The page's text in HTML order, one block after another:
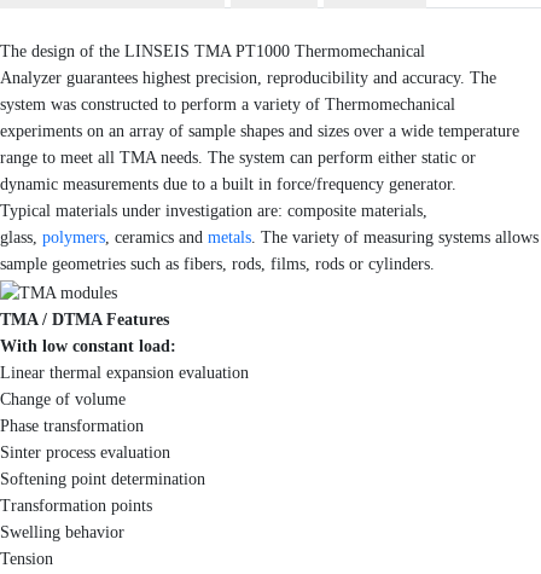
The design of the LINSEIS TMA PT1000 Thermomechanical
Analyzer guarantees highest precision, reproducibility and accuracy. The
system was constructed to perform a variety of Thermomechanical
experiments on an array of sample shapes and sizes over a wide temperature
range to meet all TMA needs. The system can perform either static or
dynamic measurements due to a built in force/frequency generator.
Typical materials under investigation are: composite materials,
glass, polymers, ceramics and metals. The variety of measuring systems allows
sample geometries such as fibers, rods, films, rods or cylinders.
TMA / DTMA Features
With low constant load:
Linear thermal expansion evaluation
Change of volume
Phase transformation
Sinter process evaluation
Softening point determination
Transformation points
Swelling behavior
Tension